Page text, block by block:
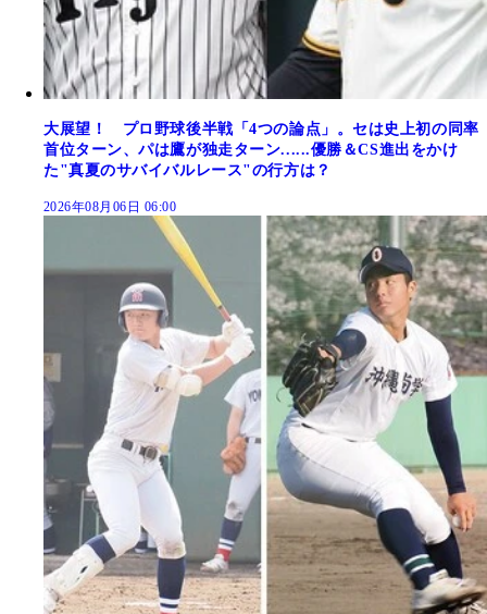
大展望！ プロ野球後半戦「4つの論点」。セは史上初の同率
首位ターン、パは鷹が独走ターン......優勝＆CS進出をかけ
た"真夏のサバイバルレース"の行方は？
2026年08月06日 06:00